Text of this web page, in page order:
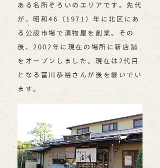
ある名所ぞろいのエリアです。先代
が、昭和46（1971）年に北区にあ
る公設市場で漬物屋を創業。その
後、2002年に現在の場所に新店舗
をオープンしました。現在は2代目
となる富川恭裕さんが後を継いでい
ます。